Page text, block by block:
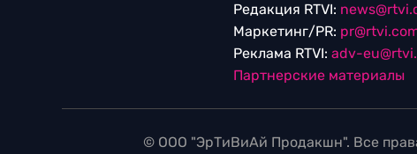
Редакция RTVI:
Маркетинг/PR:
Реклама RTVI: adv-
Партнерские материалы
© ООО "ЭрТиВиАй Продакшн". Все